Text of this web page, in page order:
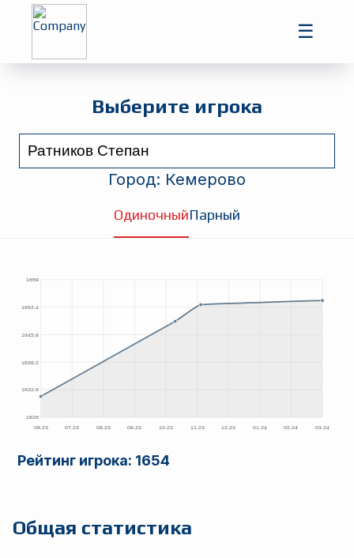
☰
Выберите игрока
Город: Кемерово
ОдиночныйПарный
Рейтинг игрока: 1654
Общая статистика